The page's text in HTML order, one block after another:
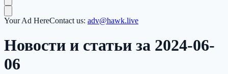
Your Ad HereContact us: adv@hawk.live
Новости и статьи за 2024-06-
06